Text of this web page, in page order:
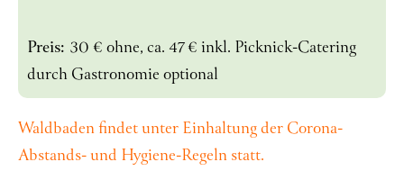
Preis: 30 € ohne, ca. 47 € inkl. Picknick-Catering
durch Gastronomie optional
Waldbaden findet unter Einhaltung der Corona-
Abstands- und Hygiene-Regeln statt.